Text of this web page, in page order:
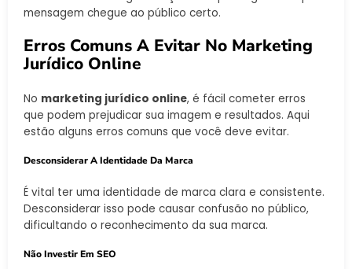
mensagem chegue ao público certo.
Erros Comuns A Evitar No Marketing
Jurídico Online
No marketing jurídico online, é fácil cometer erros
que podem prejudicar sua imagem e resultados. Aqui
estão alguns erros comuns que você deve evitar.
Desconsiderar A Identidade Da Marca
É vital ter uma identidade de marca clara e consistente.
Desconsiderar isso pode causar confusão no público,
dificultando o reconhecimento da sua marca.
Não Investir Em SEO